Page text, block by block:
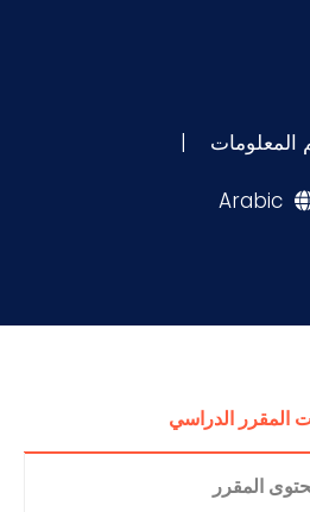
المعلومات |
Arabic
المقرر الدراسي
المقرر